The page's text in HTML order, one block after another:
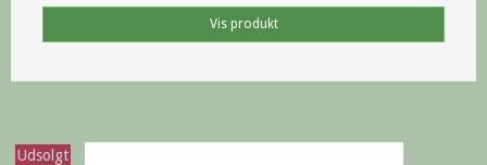
Vis produkt
Udsolgt